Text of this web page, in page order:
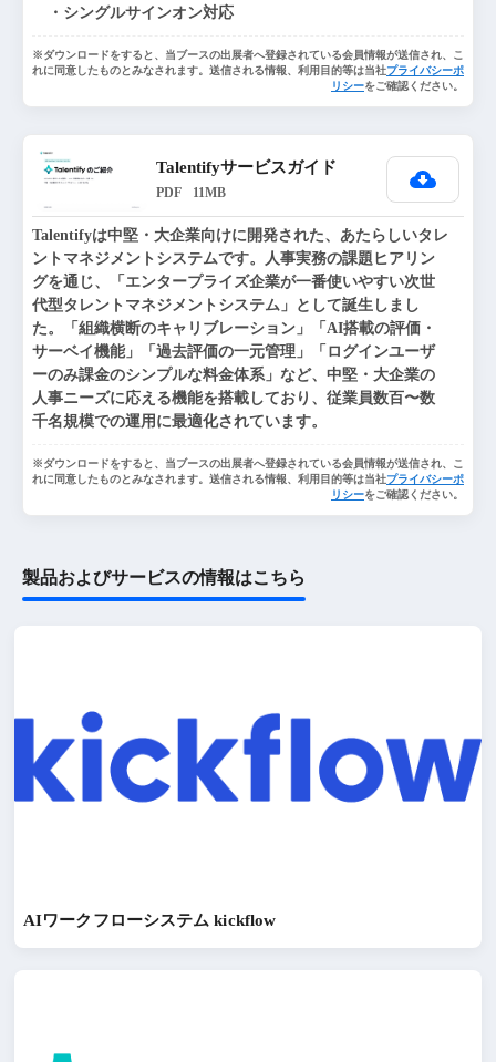
・シングルサインオン対応
※ダウンロードをすると、当ブースの出展者へ登録されている会員情報が送信され、こ
れに同意したものとみなされます。送信される情報、利用目的等は当社プライバシーポ
リシーをご確認ください。
Talentifyサービスガイド
PDF 11MB
Talentifyは中堅・大企業向けに開発された、あたらしいタレ
ントマネジメントシステムです。人事実務の課題ヒアリン
グを通じ、「エンタープライズ企業が一番使いやすい次世
代型タレントマネジメントシステム」として誕生しまし
た。「組織横断のキャリブレーション」「AI搭載の評価・
サーベイ機能」「過去評価の一元管理」「ログインユーザ
ーのみ課金のシンプルな料金体系」など、中堅・大企業の
人事ニーズに応える機能を搭載しており、従業員数百〜数
千名規模での運用に最適化されています。
※ダウンロードをすると、当ブースの出展者へ登録されている会員情報が送信され、こ
れに同意したものとみなされます。送信される情報、利用目的等は当社プライバシーポ
リシーをご確認ください。
製品およびサービスの情報はこちら
AIワークフローシステム kickflow